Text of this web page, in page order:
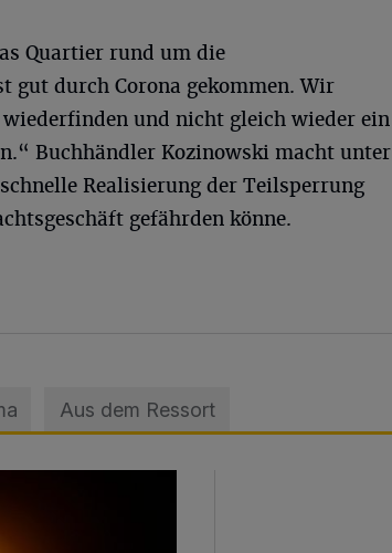
Quartier rund um die
gut durch Corona gekommen. Wir
und nicht gleich wieder ein
Buchhändler Kozinowski macht unter
Realisierung der Teilsperrung
gefährden könne.
Aus dem Ressort